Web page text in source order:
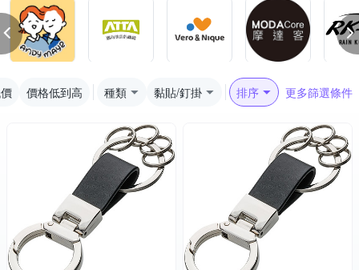
價格低到高 種類 黏貼/釘掛 排序 更多篩選條件